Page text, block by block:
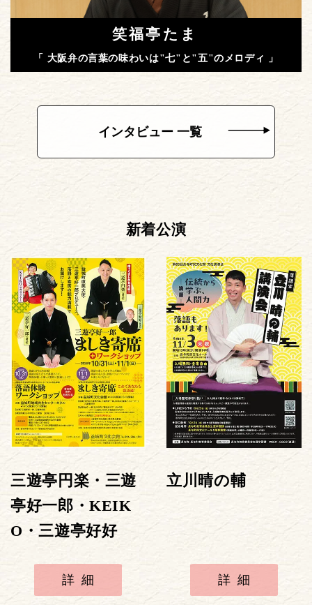
笑福亭たま
「 大阪弁の言葉の味わいは"七"と"五"のメロディ 」
インタビュー 一覧
新着公演
三遊亭円楽・三遊
亭好一郎・KEIK
O・三遊亭好好
詳細
立川晴の輔
詳細